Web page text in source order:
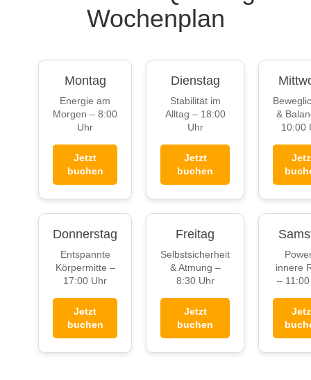
Wochenplan
Montag
Energie am
Morgen – 8:00
Uhr
Jetzt
buchen
Dienstag
Stabilität im
Alltag – 18:00
Uhr
Jetzt
buchen
&
10:00
Donnerstag
Entspannte
Körpermitte –
17:00 Uhr
Jetzt
buchen
Freitag
Selbstsicherheit
& Atmung –
8:30 Uhr
Jetzt
buchen
innere
–